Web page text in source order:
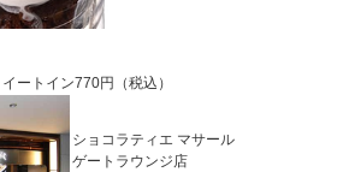
ートイン770円（税込）
ショコラティエ マサール
ゲートラウンジ店